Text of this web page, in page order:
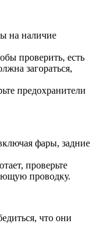
на наличие
проверить, есть
загораться,
предохранители
фары, задние
проверьте
проводку.
что они